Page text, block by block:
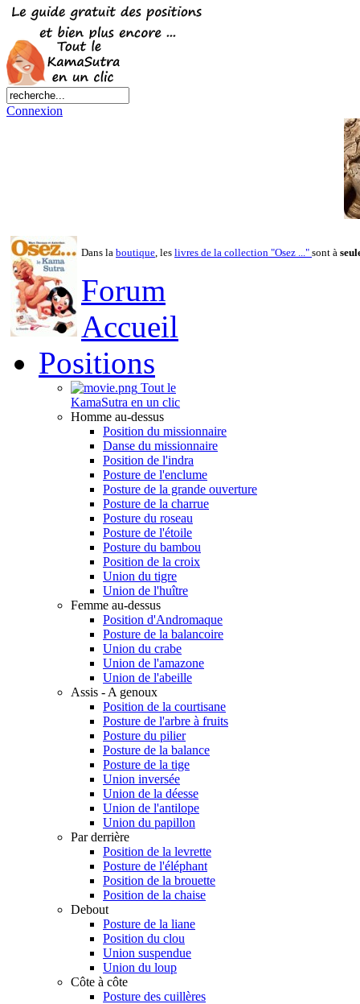
Connexion
Dans la boutique, les livres de la collection "Osez ..." sont à
Forum
Accueil
Positions
Tout le
KamaSutra en un clic
Homme au-dessus
Position du missionnaire
Danse du missionnaire
Position de l'indra
Posture de l'enclume
Posture de la grande ouverture
Posture de la charrue
Posture du roseau
Posture de l'étoile
Posture du bambou
Position de la croix
Union du tigre
Union de l'huître
Femme au-dessus
Position d'Andromaque
Posture de la balancoire
Union du crabe
Union de l'amazone
Union de l'abeille
Assis - A genoux
Position de la courtisane
Posture de l'arbre à fruits
Posture du pilier
Posture de la balance
Posture de la tige
Union inversée
Union de la déesse
Union de l'antilope
Union du papillon
Par derrière
Position de la levrette
Posture de l'éléphant
Position de la brouette
Position de la chaise
Debout
Posture de la liane
Position du clou
Union suspendue
Union du loup
Côte à côte
Posture des cuillères